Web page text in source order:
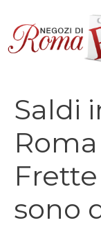
contenuto
Saldi
Roma
sono